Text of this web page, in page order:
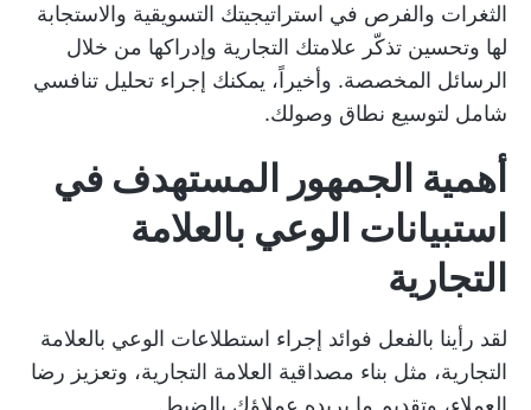
الثغرات والفرص في استراتيجيتك التسويقية والاستجابة
لها وتحسين تذكّر علامتك التجارية وإدراكها من خلال
الرسائل المخصصة. وأخيراً، يمكنك إجراء تحليل تنافسي
شامل لتوسيع نطاق وصولك.
أهمية الجمهور المستهدف في
استبيانات الوعي بالعلامة
التجارية
لقد رأينا بالفعل فوائد إجراء استطلاعات الوعي بالعلامة
التجارية، مثل بناء مصداقية العلامة التجارية، وتعزيز رضا
العملاء، وتقديم ما يريده عملاؤك بالضبط.